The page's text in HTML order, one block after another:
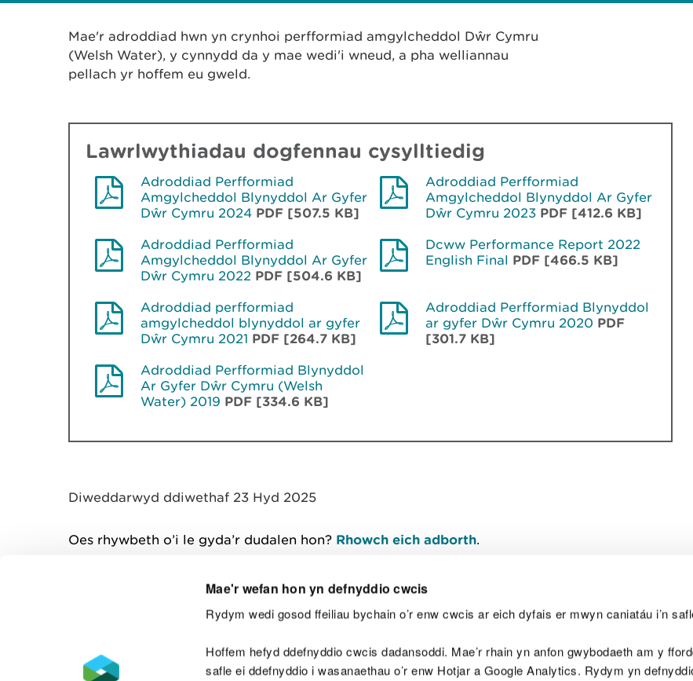
Mae'r wefan hon yn defnyddio cwcis
Rydym wedi gosod ffeiliau bychain o’r enw cwcis ar eich dyfais er mwyn caniatáu i’n
Hoffem hefyd ddefnyddio cwcis dadansoddi. Mae’r rhain yn anfon gwybodaeth am y
safle ei ddefnyddio i wasanaethau o’r enw Hotjar a Google Analytics. Rydym yn
Mae'r adroddiad hwn yn crynhoi perfformiad amgylcheddol Dŵr Cymru
(Welsh Water), y cynnydd da y mae wedi'i wneud, a pha welliannau
pellach yr hoffem eu gweld.
Lawrlwythiadau dogfennau cysylltiedig
Adroddiad Perfformiad
Amgylcheddol Blynyddol Ar Gyfer
Dŵr Cymru 2024 PDF [507.5 KB]
Adroddiad Perfformiad
Amgylcheddol Blynyddol Ar Gyfer
Dŵr Cymru 2023 PDF [412.6 KB]
Adroddiad Perfformiad
Amgylcheddol Blynyddol Ar Gyfer
Dŵr Cymru 2022 PDF [504.6 KB]
Dcww Performance Report 2022
English Final PDF [466.5 KB]
Adroddiad perfformiad
amgylcheddol blynyddol ar gyfer
Dŵr Cymru 2021 PDF [264.7 KB]
Adroddiad Perfformiad Blynyddol
ar gyfer Dŵr Cymru 2020 PDF
[301.7 KB]
Adroddiad Perfformiad Blynyddol
Ar Gyfer Dŵr Cymru (Welsh
Water) 2019 PDF [334.6 KB]
Diweddarwyd ddiwethaf 23 Hyd 2025
Oes rhywbeth o’i le gyda’r dudalen hon? Rhowch eich adborth.